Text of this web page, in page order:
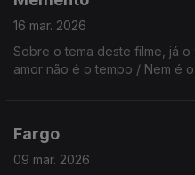
16 mar. 2026
Sobre o tema deste filme, já
amor não é o tempo / Nem é
Fargo
09 mar. 2026